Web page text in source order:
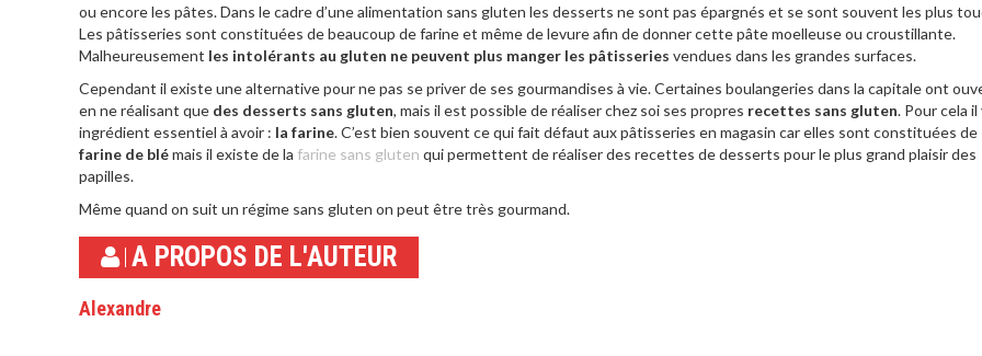
ou encore les pâtes. Dans le cadre d’une alimentation sans gluten les desserts ne sont pas épargnés et se sont souvent les plus
Les pâtisseries sont constituées de beaucoup de farine et même de levure afin de donner cette pâte moelleuse ou croustillante.
Malheureusement les intolérants au gluten ne peuvent plus manger les pâtisseries vendues dans les grandes surfaces.
Cependant il existe une alternative pour ne pas se priver de ses gourmandises à vie. Certaines boulangeries dans la capitale ont
en ne réalisant que des desserts sans gluten, mais il est possible de réaliser chez soi ses propres recettes sans gluten. Pour cela il
ingrédient essentiel à avoir : la farine. C’est bien souvent ce qui fait défaut aux pâtisseries en magasin car elles sont constituées de
farine de blémais il existe de la farine sans gluten qui permettent de réaliser des recettes de desserts pour le plus grand plaisir des
papilles.
Même quand on suit un régime sans gluten on peut être très gourmand.
A PROPOS DE L'AUTEUR
Alexandre